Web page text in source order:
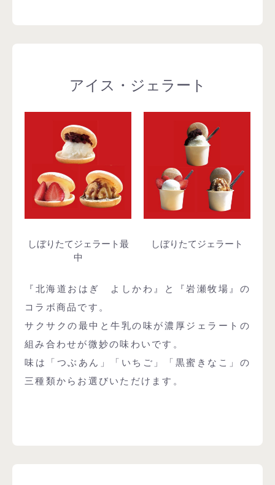
アイス・ジェラート
しぼりたてジェラート最
中
しぼりたてジェラート
『北海道おはぎ よしかわ』と『岩瀬牧場』の
コラボ商品です。
サクサクの最中と牛乳の味が濃厚ジェラートの
組み合わせが微妙の味わいです。
味は「つぶあん」「いちご」「黒蜜きなこ」の
三種類からお選びいただけます。